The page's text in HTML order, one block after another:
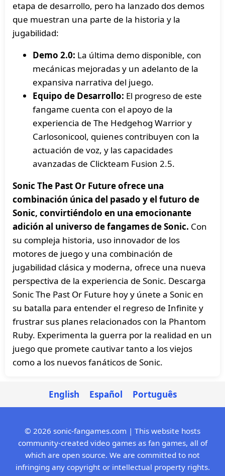
etapa de desarrollo, pero ha lanzado dos demos
que muestran una parte de la historia y la
jugabilidad:
Demo 2.0: La última demo disponible, con
mecánicas mejoradas y un adelanto de la
expansiva narrativa del juego.
Equipo de Desarrollo: El progreso de este
fangame cuenta con el apoyo de la
experiencia de The Hedgehog Warrior y
Carlosonicool, quienes contribuyen con la
actuación de voz, y las capacidades
avanzadas de Clickteam Fusion 2.5.
Sonic The Past Or Future ofrece una
combinación única del pasado y el futuro de
Sonic, convirtiéndolo en una emocionante
adición al universo de fangames de Sonic. Con
su compleja historia, uso innovador de los
motores de juego y una combinación de
jugabilidad clásica y moderna, ofrece una nueva
perspectiva de la experiencia de Sonic. Descarga
Sonic The Past Or Future hoy y únete a Sonic en
su batalla para entender el regreso de Infinite y
frustrar sus planes relacionados con la Phantom
Ruby. Experimenta la guerra por la realidad en un
juego que promete cautivar tanto a los viejos
como a los nuevos fanáticos de Sonic.
English Español Português
© 2026 sonic-fangames.com | This website hosts
community-created video games as fan games, all of
which are open source. We are committed to not
infringing any copyright or intellectual property rights.